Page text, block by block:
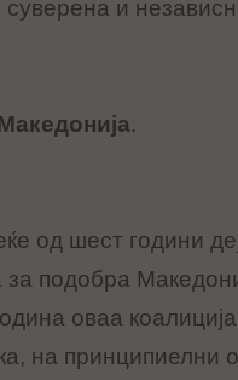
суверена и
.
од шест години
за подобра
оваа
на принципиелни